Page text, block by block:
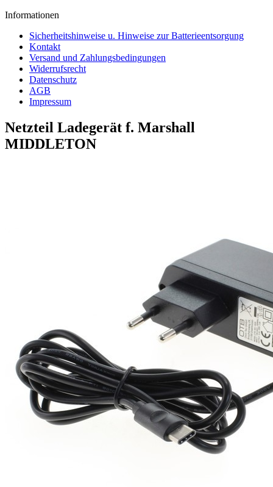
Informationen
Sicherheitshinweise u. Hinweise zur Batterieentsorgung
Kontakt
Versand und Zahlungsbedingungen
Widerrufsrecht
Datenschutz
AGB
Impressum
Netzteil Ladegerät f. Marshall
MIDDLETON